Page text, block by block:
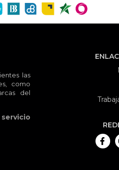
las
como
del